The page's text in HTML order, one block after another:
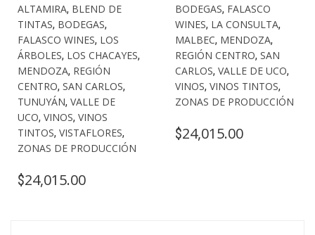
ALTAMIRA, BLEND DE
TINTAS, BODEGAS,
FALASCO WINES, LOS
ÁRBOLES, LOS CHACAYES,
MENDOZA, REGIÓN
CENTRO, SAN CARLOS,
TUNUYÁN, VALLE DE
UCO, VINOS, VINOS
TINTOS, VISTAFLORES,
ZONAS DE PRODUCCIÓN
$24,015.00
BODEGAS, FALASCO
WINES, LA CONSULTA,
MALBEC, MENDOZA,
REGIÓN CENTRO, SAN
CARLOS, VALLE DE UCO,
VINOS, VINOS TINTOS,
ZONAS DE PRODUCCIÓN
$24,015.00